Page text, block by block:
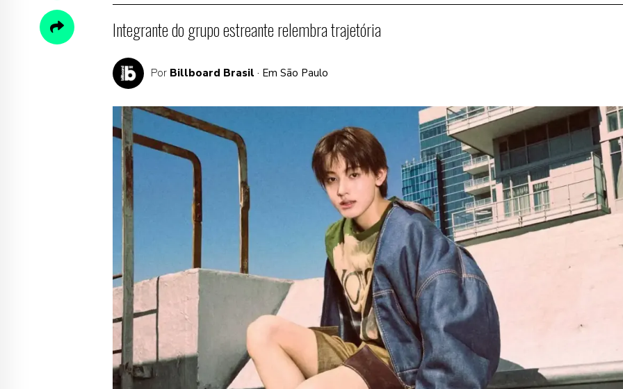
Integrante do grupo estreante relembra trajetória
Por Billboard Brasil · Em São Paulo